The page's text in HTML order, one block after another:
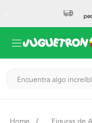
Encuentra algo
Figuras de